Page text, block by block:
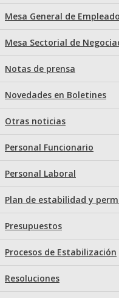
Mesa General de
Mesa Sectorial de
Notas de prensa
Novedades en Boletines
Otras noticias
Personal Funcionario
Personal Laboral
Plan de estabilidad y
Presupuestos
Procesos de Estabilización
Resoluciones